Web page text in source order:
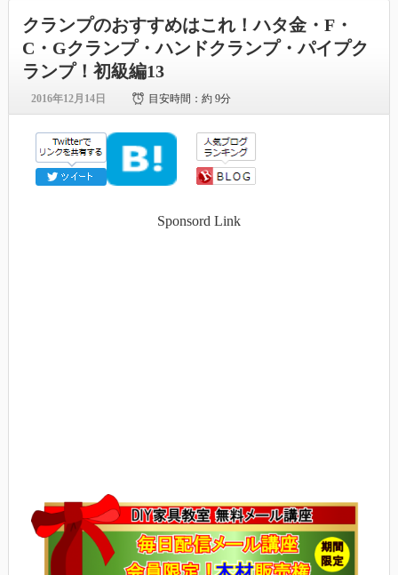
クランプのおすすめはこれ！ハタ金・F・
C・Gクランプ・ハンドクランプ・パイプク
ランプ！初級編13
2016年12月14日 目安時間：約 9分
Sponsord Link